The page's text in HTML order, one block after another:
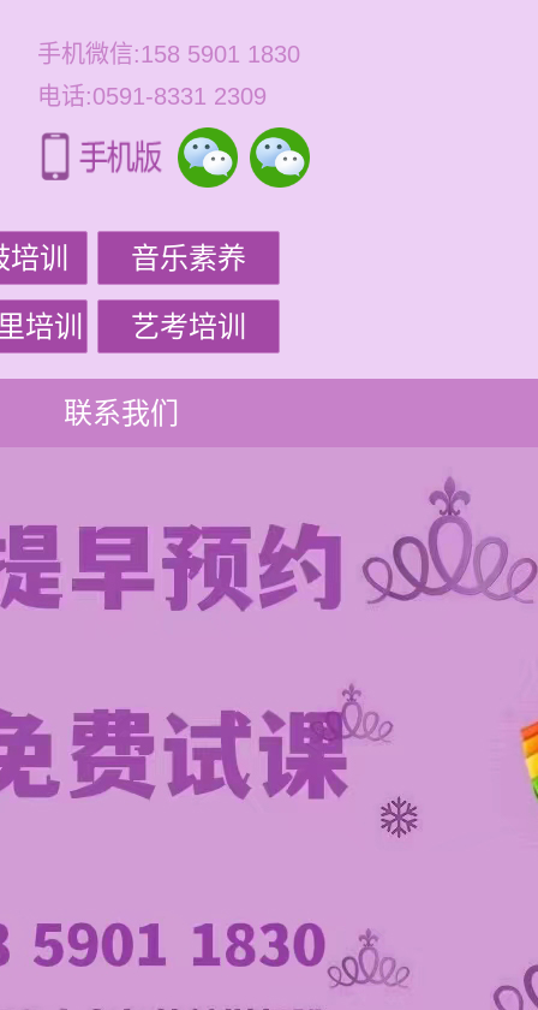
手机微信:158 5901 1830
电话:0591-8331 2309
训 音乐素养
培训 艺考培训
联系我们